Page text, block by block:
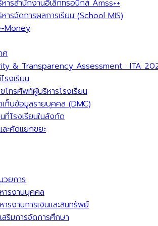
ารสำนักงานอิเล็กทรอนิกส์ Amss++
ารจัดการผลการเรียน (School MIS)
Money
ศ
& Transparency Assessment : ITA
รงเรียน
โทรศัพท์ผู้บริหารโรงเรียน
เก็บข้อมูลรายบุคคล (DMC)
ที่โรงเรียนในสังกัด
ะคัดแยกขยะ
วยการ
ารงานบุคคล
รงานการเงินและสินทรัพย์
สริมการจัดการศึกษา